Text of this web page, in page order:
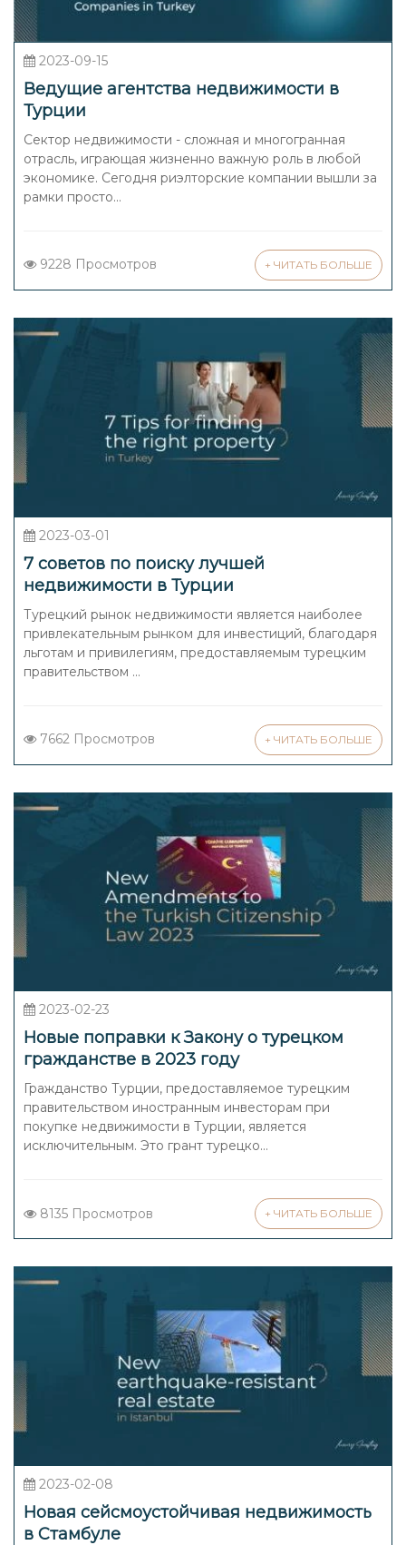
2023-09-15
Ведущие агентства недвижимости в
Турции
Сектор недвижимости - сложная и многогранная
отрасль, играющая жизненно важную роль в любой
экономике. Сегодня риэлторские компании вышли за
рамки просто...
9228 Просмотров + ЧИТАТЬ БОЛЬШЕ
2023-03-01
7 советов по поиску лучшей
недвижимости в Турции
Турецкий рынок недвижимости является наиболее
привлекательным рынком для инвестиций, благодаря
льготам и привилегиям, предоставляемым турецким
правительством ...
7662 Просмотров + ЧИТАТЬ БОЛЬШЕ
2023-02-23
Новые поправки к Закону о турецком
гражданстве в 2023 году
Гражданство Турции, предоставляемое турецким
правительством иностранным инвесторам при
покупке недвижимости в Турции, является
исключительным. Это грант турецко...
8135 Просмотров + ЧИТАТЬ БОЛЬШЕ
2023-02-08
Новая сейсмоустойчивая недвижимость
в Стамбуле